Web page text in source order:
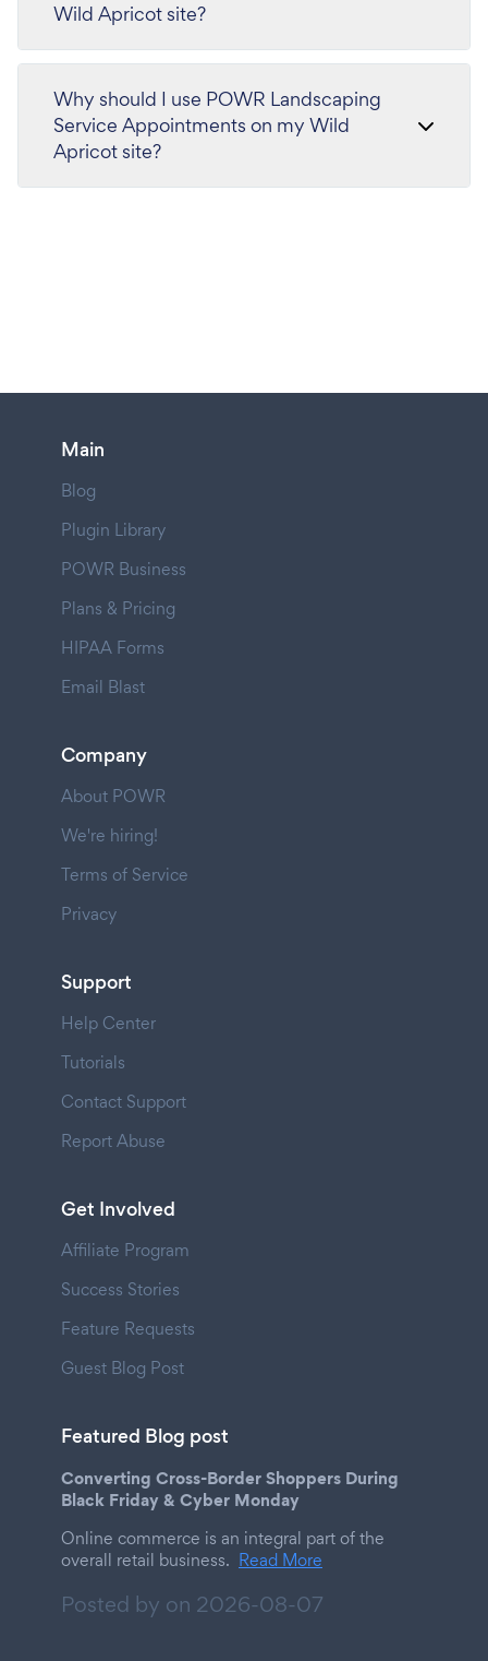
Wild Apricot site?
Why should I use POWR Landscaping
Service Appointments on my Wild
Apricot site?
Main
Blog
Plugin Library
POWR Business
Plans & Pricing
HIPAA Forms
Email Blast
Company
About POWR
We're hiring!
Terms of Service
Privacy
Support
Help Center
Tutorials
Contact Support
Report Abuse
Get Involved
Affiliate Program
Success Stories
Feature Requests
Guest Blog Post
Featured Blog post
Converting Cross-Border Shoppers During
Black Friday & Cyber Monday
Online commerce is an integral part of the
overall retail business. Read More
Posted by on 2026-08-07